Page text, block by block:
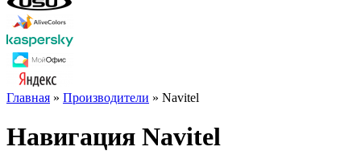
Главная » Производители » Navitel
Навигация Navitel